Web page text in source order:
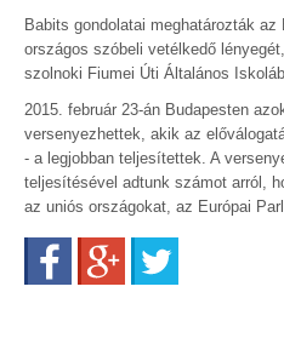
Babits gondolatai meghatározták
országos szóbeli vetélkedő
szolnoki Fiumei Úti Általános
2015. február 23-án Budapesten
versenyezhettek, akik az
- a legjobban teljesítettek. A
teljesítésével adtunk számot arról,
az uniós országokat, az Európai
FacebookGoogle+